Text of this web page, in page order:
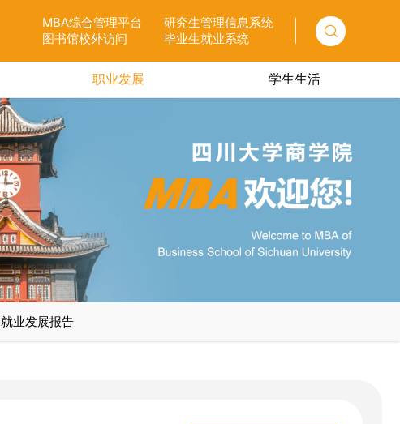
MBA综合管理平台
研究生管理信息系统
图书馆校外访问
毕业生就业系统
职业发展 学生生活
MBA OF SCU BUSINESS SCHOOL
就业发展报告